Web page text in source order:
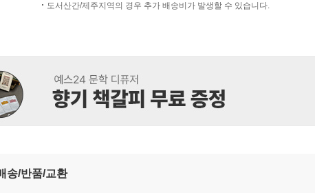
도서산간/제주지역의 경우 추가 배송비가 발생할 수 있습니다.
송/반품/교환